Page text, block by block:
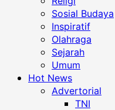
Sosial Budaya
Inspiratif
Olahraga
Sejarah
Umum
Hot News
Advertorial
TNI